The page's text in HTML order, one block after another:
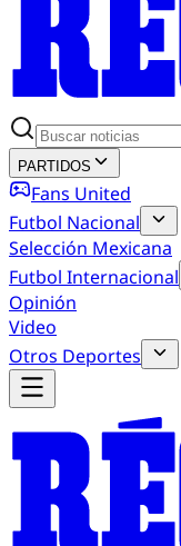
PARTIDOS
Fans United
Futbol Nacional
Selección Mexicana
Futbol Internacional
Opinión
Video
Otros Deportes